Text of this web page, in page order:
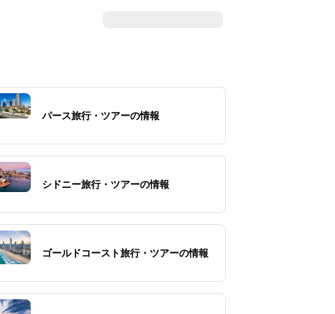
パース旅行・ツアーの情報
シドニー旅行・ツアーの情報
ゴールドコースト旅行・ツアーの情報